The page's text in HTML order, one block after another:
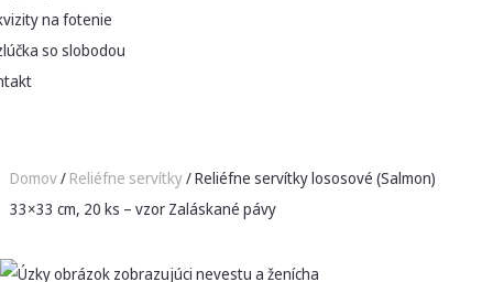
na fotenie
so slobodou
Domov/ Reliéfne servítky/ Reliéfne servítky lososové (Salmon)
33×33 cm, 20 ks – vzor Zaláskané pávy